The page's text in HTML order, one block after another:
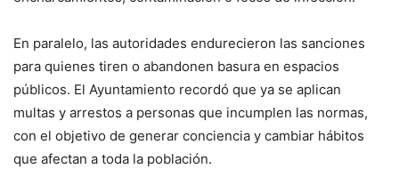
En paralelo, las autoridades endurecieron las sanciones
para quienes tiren o abandonen basura en espacios
públicos. El Ayuntamiento recordó que ya se aplican
multas y arrestos a personas que incumplen las normas,
con el objetivo de generar conciencia y cambiar hábitos
que afectan a toda la población.